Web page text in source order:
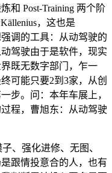
和 Post-Training 两个阶
，这也是
调的工具：从动驾驶的
驾驶由于是软件，现实
既无数字部门，乍一
可能只要2到3家，从创
步。问：本年车展上，
程，曹旭东：从动驾驶
强化进修、无图、
跟情投意合的人，也有